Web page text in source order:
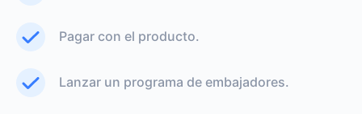
Pagar con el producto.
Lanzar un programa de embajadores.